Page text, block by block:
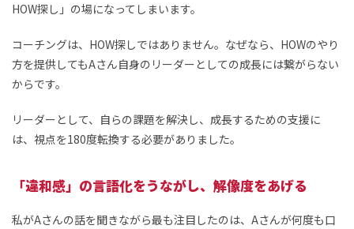
HOW探し」の場になってしまいます。
コーチングは、HOW探しではありません。なぜなら、HOWのやり
方を提供してもAさん自身のリーダーとしての成長には繋がらない
からです。
リーダーとして、自らの課題を解決し、成長するための支援に
は、視点を180度転換する必要がありました。
「違和感」の言語化をうながし、解像度をあげる
私がAさんの話を聞きながら最も注目したのは、Aさんが何度も口